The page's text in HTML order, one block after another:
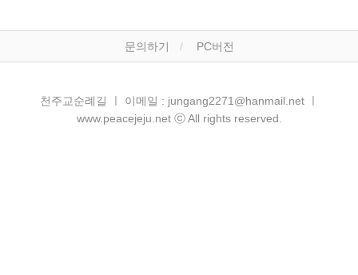
문의하기 PC버전
천주교순례길 ㅣ 이메일 : jungang2271@hanmail.net ㅣ
www.peacejeju.net ⓒ All rights reserved.